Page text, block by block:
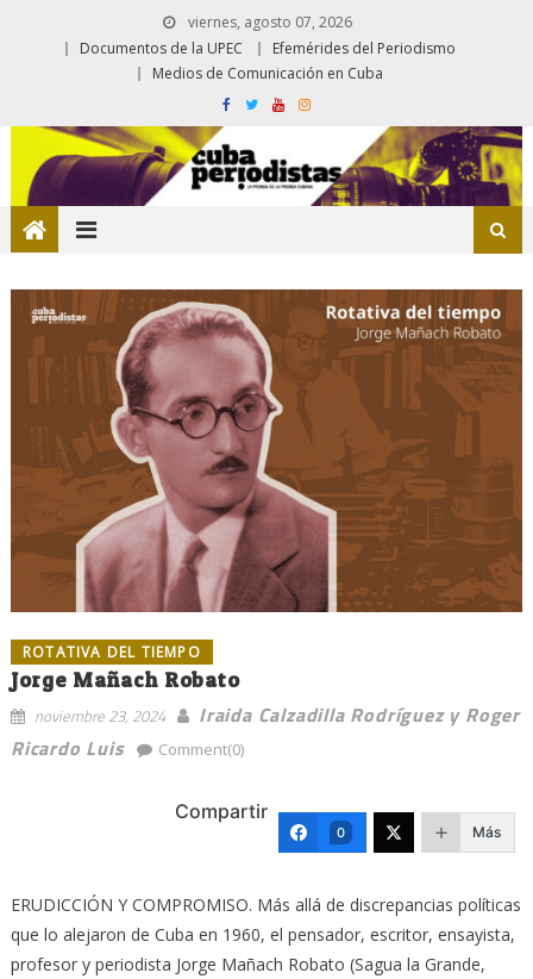
viernes, agosto 07, 2026
Documentos de la UPEC
Efemérides del Periodismo
Medios de Comunicación en Cuba
ROTATIVA DEL TIEMPO
Jorge Mañach Robato
noviembre 23, 2024
Iraida Calzadilla Rodríguez y Roger
Ricardo Luis
Comment(0)
Compartir
0 Más
ERUDICCIÓN Y COMPROMISO. Más allá de discrepancias políticas
que lo alejaron de Cuba en 1960, el pensador, escritor, ensayista,
profesor y periodista Jorge Mañach Robato (Sagua la Grande,